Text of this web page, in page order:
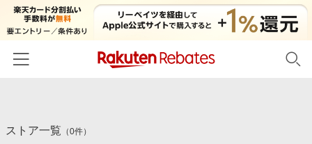
カテゴリー一覧
ストア一覧 （0件）